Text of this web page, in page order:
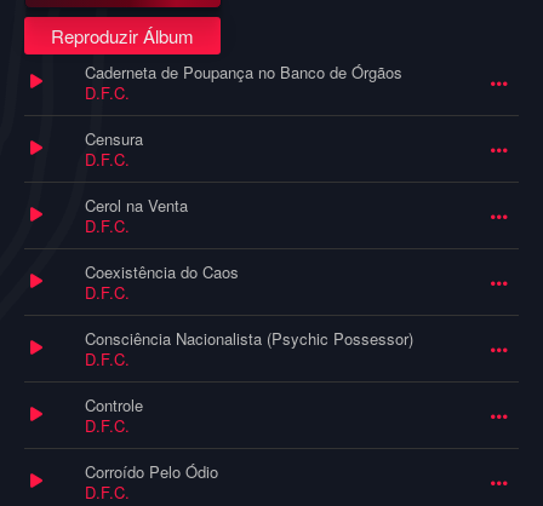
Reproduzir Álbum
Caderneta de Poupança no Banco de Órgãos
D.F.C.
Censura
D.F.C.
Cerol na Venta
D.F.C.
Coexistência do Caos
D.F.C.
Consciência Nacionalista (Psychic Possessor)
D.F.C.
Controle
D.F.C.
Corroído Pelo Ódio
D.F.C.